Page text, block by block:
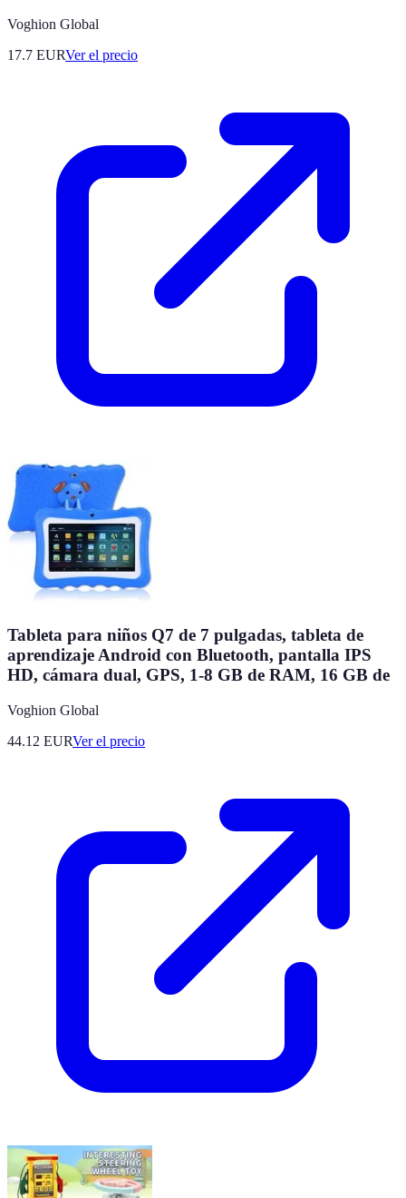
Voghion Global
17.7 EURVer el precio
Tableta para niños Q7 de 7 pulgadas, tableta de
aprendizaje Android con Bluetooth, pantalla IPS
HD, cámara dual, GPS, 1-8 GB de RAM, 16 GB de
Voghion Global
44.12 EURVer el precio